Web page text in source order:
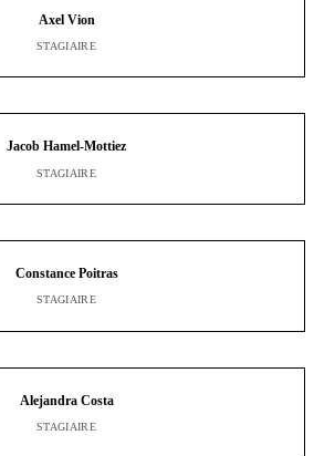
Axel Vion
STAGIAIRE
Jacob Hamel-Mottiez
STAGIAIRE
Constance Poitras
STAGIAIRE
Alejandra Costa
STAGIAIRE